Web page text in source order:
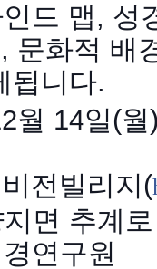
드 맵, 성
문화적 배
됩니다.
월 14일(
전빌리지(
면 추계
연구원